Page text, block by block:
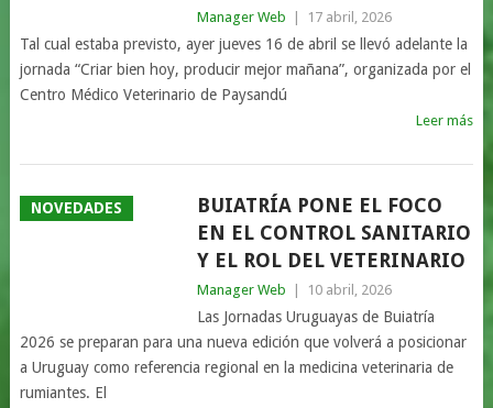
Manager Web 17 abril, 2026
Tal cual estaba previsto, ayer jueves 16 de abril se llevó adelante la
jornada “Criar bien hoy, producir mejor mañana”, organizada por el
Centro Médico Veterinario de Paysandú
Leer más
NOVEDADES
BUIATRÍA PONE EL FOCO
EN EL CONTROL SANITARIO
Y EL ROL DEL VETERINARIO
Manager Web 10 abril, 2026
Las Jornadas Uruguayas de Buiatría
2026 se preparan para una nueva edición que volverá a posicionar
a Uruguay como referencia regional en la medicina veterinaria de
rumiantes. El